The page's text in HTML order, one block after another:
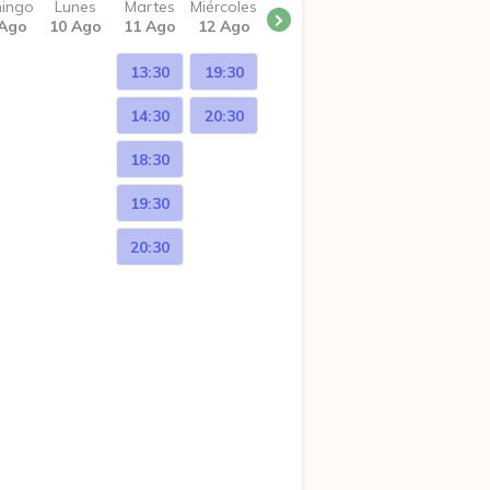
Lunes
10 Ago
Martes
11 Ago
13:30
14:30
18:30
19:30
20:30
Miércoles
12 Ago
19:30
20:30